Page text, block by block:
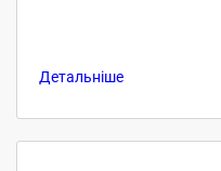
Детальніше